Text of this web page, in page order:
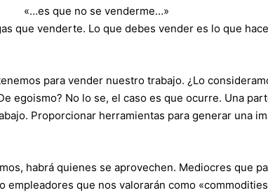
«…es que no se venderme…»
que venderte. Lo que debes vender es lo que
para vender nuestro trabajo. ¿Lo
egoismo? No lo se, el caso es que ocurre. Una
Proporcionar herramientas para generar una
habrá quienes se aprovechen. Mediocres que
que nos valorarán como